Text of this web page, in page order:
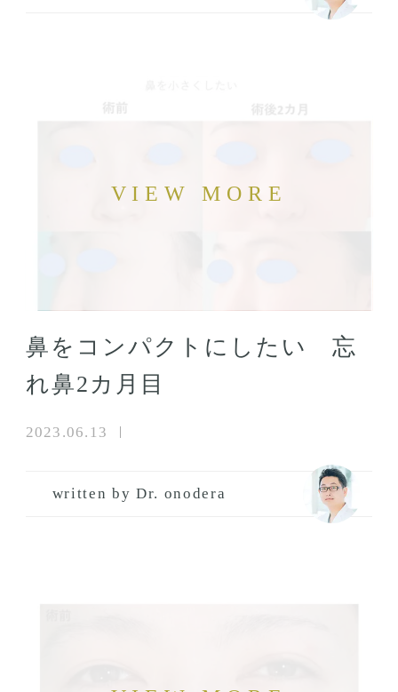
鼻をコンパクトにしたい 忘
れ鼻2カ月目
2023.06.13
written by Dr. onodera